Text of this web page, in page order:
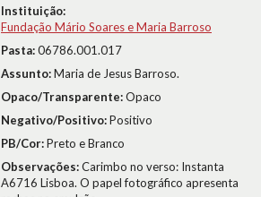
Instituição:
Fundação Mário Soares e Maria Barroso
Pasta:06786.001.017
Assunto:Maria de Jesus Barroso.
Opaco/Transparente:Opaco
Negativo/Positivo:Positivo
PB/Cor:Preto e Branco
Observações:Carimbo no verso: Instanta
A6716 Lisboa. O papel fotográfico apresenta